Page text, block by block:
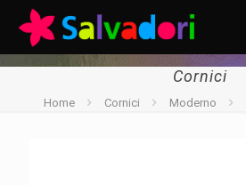
Cornici
Home Cornici Moderno